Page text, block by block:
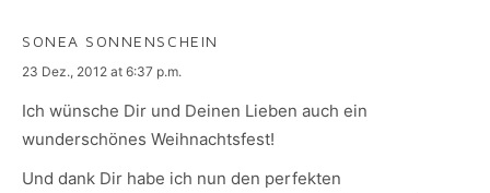
SONEA SONNENSCHEIN
says:
23 Dez., 2012 at 6:37 p.m.
Ich wünsche Dir und Deinen Lieben auch ein
wunderschönes Weihnachtsfest!
Und dank Dir habe ich nun den perfekten